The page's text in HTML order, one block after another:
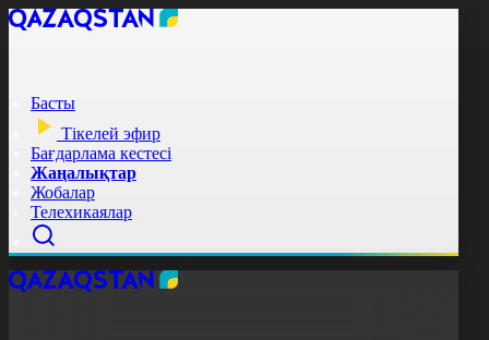
Басты
Тікелей эфир
Бағдарлама кестесі
Жаңалықтар
Жобалар
Телехикаялар